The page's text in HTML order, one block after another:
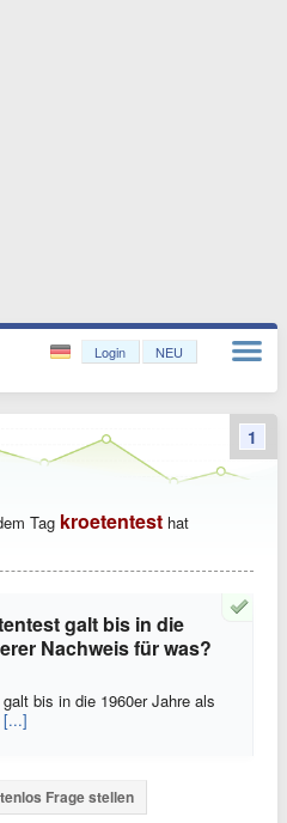
Login NEU
Tag kroetentest hat
galt bis in die
Nachweis für was?
bis in die 1960er Jahre als
[...]
Frage stellen
1